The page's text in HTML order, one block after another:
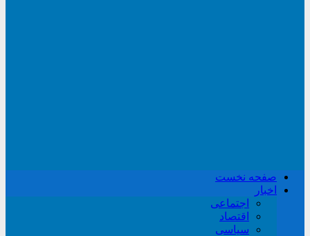
صفحه نخست
اخبار
اجتماعی
اقتصاد
سیاسی